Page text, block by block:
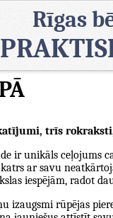
Rīgas
trīs rokraksti,
ir unikāls ceļojums
ar savu
iespējām, radot
izaugsmi rūpējas